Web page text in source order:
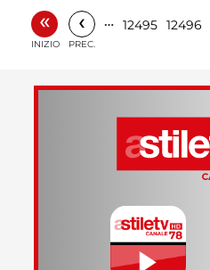
«
INIZIO
‹
PREC.
… 12495 12496